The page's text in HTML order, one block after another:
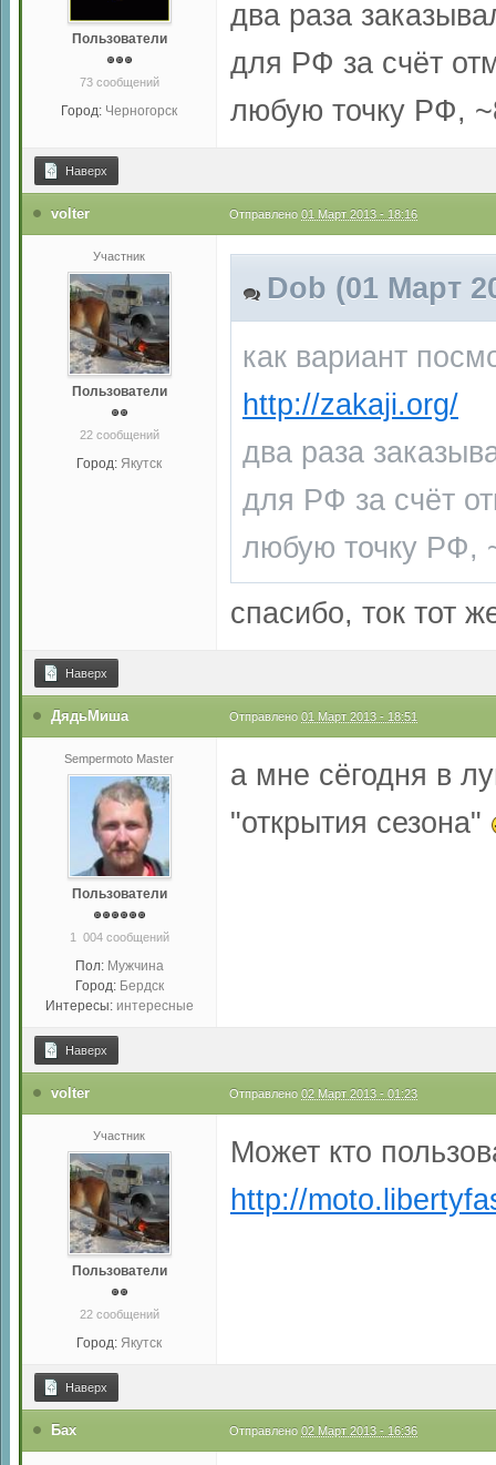
Пользователи
73 сообщений
Город: Черногорск
два раза
для РФ за счёт
любую точку РФ,
Наверх
volter Отправлено 01 Март 2013 - 18:16
Участник
Пользователи
22 сообщений
Город: Якутск
Dob (01 Март
как вариант
http://zakaji.org/
два раза
для РФ за счёт
любую точку РФ,
спасибо, ток тот
Наверх
ДядьМиша Отправлено 01 Март 2013 - 18:51
Sempermoto Master
Пользователи
1 004 сообщений
Пол: Мужчина
Город: Бердск
Интересы: интересные
а мне сёгодня в
"открытия сезона"
Наверх
volter Отправлено 02 Март 2013 - 01:23
Участник
Пользователи
22 сообщений
Город: Якутск
Может кто
http://
Наверх
Бах Отправлено 02 Март 2013 - 16:36